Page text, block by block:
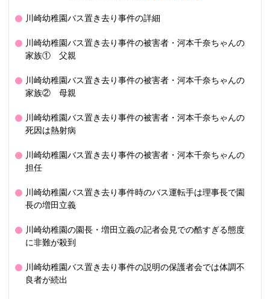
川崎幼稚園バス置き去り事件の詳細
川崎幼稚園バス置き去り事件の被害者・河本千奈ちゃんの
家族① 父親
川崎幼稚園バス置き去り事件の被害者・河本千奈ちゃんの
家族② 母親
川崎幼稚園バス置き去り事件の被害者・河本千奈ちゃんの
死因は熱射病
川崎幼稚園バス置き去り事件の被害者・河本千奈ちゃんの
担任
川崎幼稚園バス置き去り事件時のバス運転手は理事長で園
長の増田立義
川崎幼稚園の園長・増田立義の記者会見での酷すぎる態度
に非難が殺到
川崎幼稚園バス置き去り事件の説明の保護者会では体調不
良者が続出